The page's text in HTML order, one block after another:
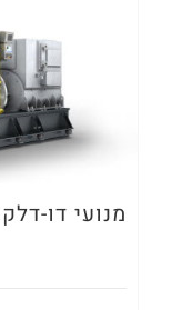
מנועי דו-